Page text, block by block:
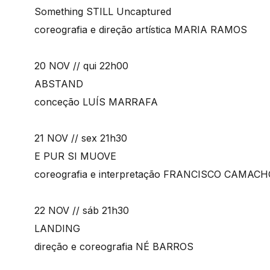
Something STILL Uncaptured
coreografia e direção artística MARIA RAMOS
20 NOV // qui 22h00
ABSTAND
conceção LUÍS MARRAFA
21 NOV // sex 21h30
E PUR SI MUOVE
coreografia e interpretação FRANCISCO
22 NOV // sáb 21h30
LANDING
direção e coreografia NÉ BARROS